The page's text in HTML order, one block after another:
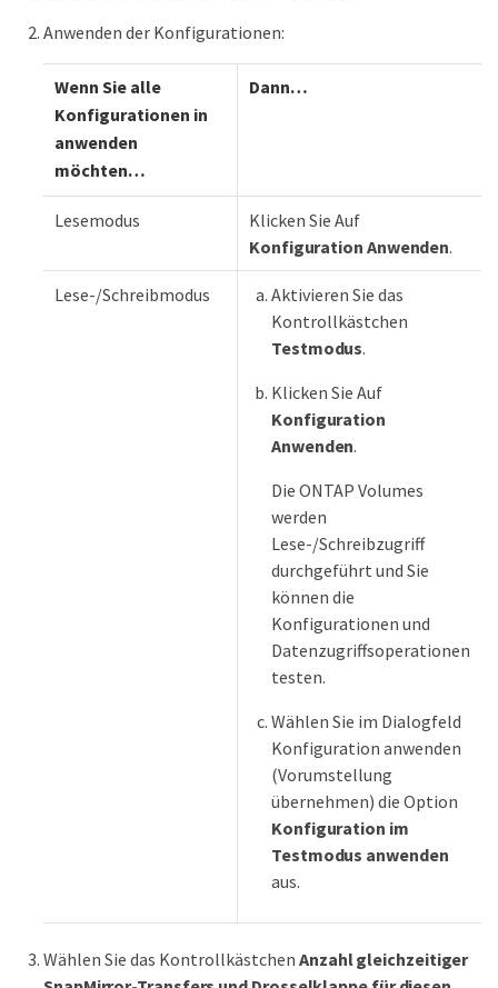
Anwenden der Konfigurationen:
Wenn Sie alle
Konfigurationen in
anwenden
möchten…​
Dann…​
Lesemodus
Klicken Sie Auf
Konfiguration Anwenden.
Lese-/Schreibmodus
Aktivieren Sie das
Kontrollkästchen
Testmodus.
Klicken Sie Auf
Konfiguration
Anwenden.
Die ONTAP Volumes
werden
Lese-/Schreibzugriff
durchgeführt und Sie
können die
Konfigurationen und
Datenzugriffsoperationen
testen.
Wählen Sie im Dialogfeld
Konfiguration anwenden
(Vorumstellung
übernehmen) die Option
Konfiguration im
Testmodus anwenden
aus.
Wählen Sie das Kontrollkästchen Anzahl gleichzeitiger